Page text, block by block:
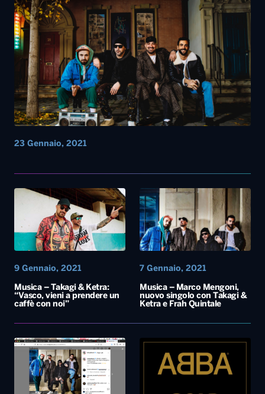
23 Gennaio, 2021
Musica – Takagi & Ketra:
“Vasco, vieni a prendere un
caffè con noi”
9 Gennaio, 2021
Musica – Marco Mengoni,
nuovo singolo con Takagi &
Ketra e Frah Quintale
7 Gennaio, 2021